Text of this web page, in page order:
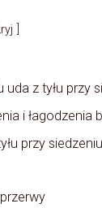
uda z tyłu przy
i łagodzenia
przy